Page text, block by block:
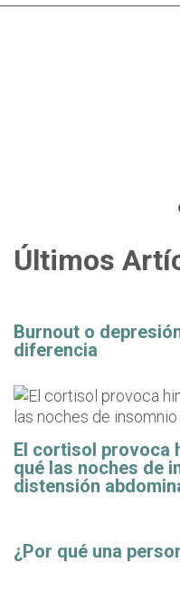
Últimos
Burnout o
diferencia
El cortisol provoca
qué las noches de
distensión
¿Por qué una